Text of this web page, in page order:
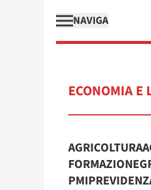
NAVIGA
ECONOMIA E
AGRICOLTURA
FORMAZIONE
PMI